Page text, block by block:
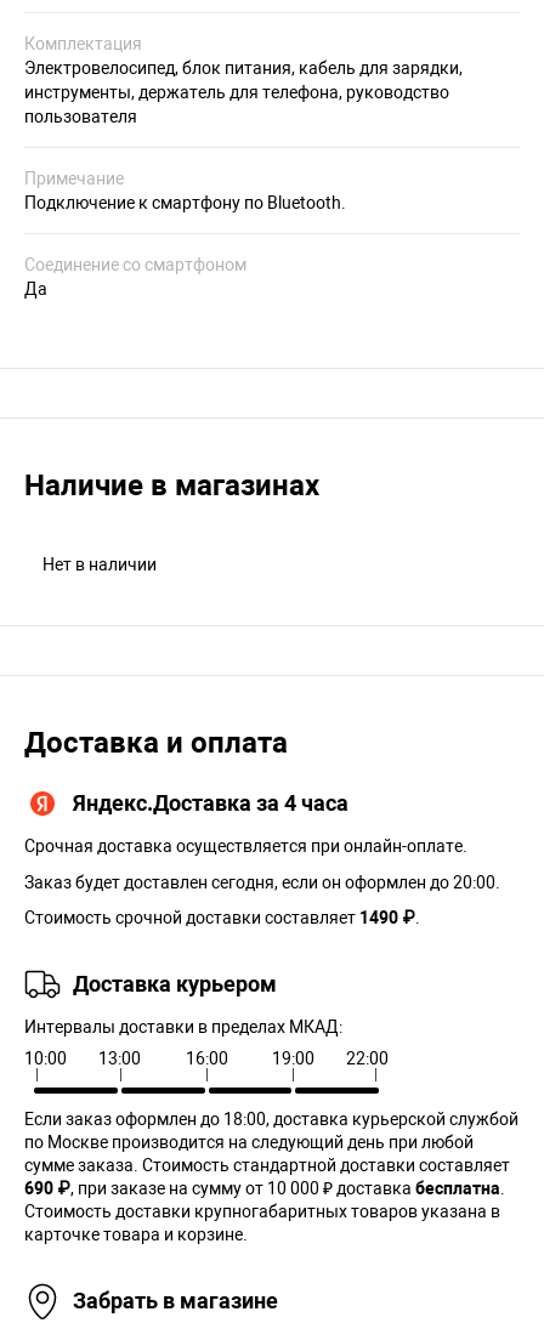
Комплектация
Электровелосипед, блок питания, кабель для зарядки,
инструменты, держатель для телефона, руководство
пользователя
Примечание
Подключение к смартфону по Bluetooth.
Соединение со смартфоном
Да
Наличие в магазинах
Нет в наличии
Доставка и оплата
Яндекс.Доставка за 4 часа
Срочная доставка осуществляется при онлайн-оплате.
Заказ будет доставлен сегодня, если он оформлен до 20:00.
Стоимость срочной доставки составляет 1490 ₽
Доставка курьером
Интервалы доставки в пределах МКАД:
10:00
13:00 16:00 19:00 22:00
Если заказ оформлен до 18:00, доставка курьерской службой
по Москве производится на следующий день при любой
сумме заказа. Cтоимость стандартной доставки составляет
690 ₽, при заказе на сумму от 10 000 ₽ доставка бесплатна
Стоимость доставки крупногабаритных товаров указана в
карточке товара и корзине.
Забрать в магазине